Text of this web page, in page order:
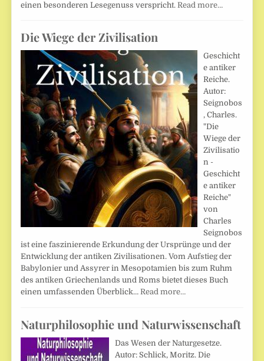
einen besonderen Lesegenuss verspricht.Read more…
Die Wiege der Zivilisation
Geschicht
e antiker
Reiche.
Autor:
Seignobos
, Charles.
"Die
Wiege der
Zivilisatio
n -
Geschicht
e antiker
Reiche"
von
Charles
Seignobos
ist eine faszinierende Erkundung der Ursprünge und der
Entwicklung der antiken Zivilisationen. Vom Aufstieg der
Babylonier und Assyrer in Mesopotamien bis zum Ruhm
des antiken Griechenlands und Roms bietet dieses Buch
einen umfassenden Überblick…Read more…
Naturphilosophie und Naturwissenschaft
Das Wesen der Naturgesetze.
Autor: Schlick, Moritz. Die